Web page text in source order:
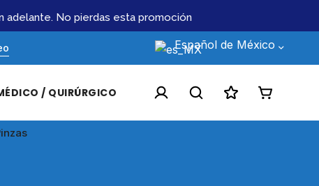
No pierdas esta promoción
Español de México
/ QUIRÚRGICO